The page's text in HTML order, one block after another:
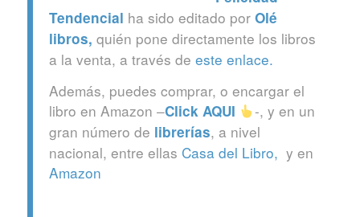
Tendencial ha sido editado por Olé
libros, quién pone directamente los libros
a la venta, a través de este enlace.
Además, puedes comprar, o encargar el
libro en Amazon –Click AQUI
-, y en un
gran número de librerías, a nivel
nacional, entre ellas Casa del Libro, y en
Amazon